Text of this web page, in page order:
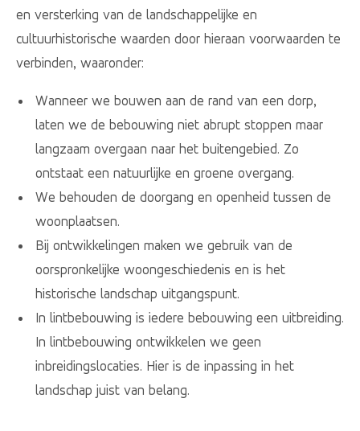
en versterking van de landschappelijke en
cultuurhistorische waarden door hieraan voorwaarden te
verbinden, waaronder:
Wanneer we bouwen aan de rand van een dorp,
laten we de bebouwing niet abrupt stoppen maar
langzaam overgaan naar het buitengebied. Zo
ontstaat een natuurlijke en groene overgang.
We behouden de doorgang en openheid tussen de
woonplaatsen.
Bij ontwikkelingen maken we gebruik van de
oorspronkelijke woongeschiedenis en is het
historische landschap uitgangspunt.
In lintbebouwing is iedere bebouwing een uitbreiding.
In lintbebouwing ontwikkelen we geen
inbreidingslocaties. Hier is de inpassing in het
landschap juist van belang.